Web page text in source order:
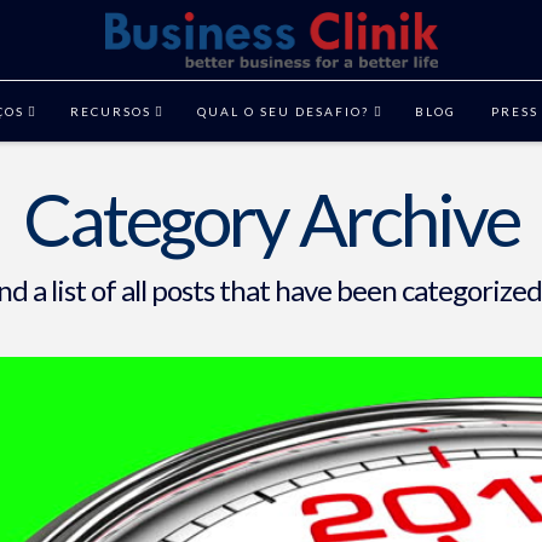
RECURSOS QUAL O SEU DESAFIO? BLOG PRESS
Category Archive
a list of all posts that have been